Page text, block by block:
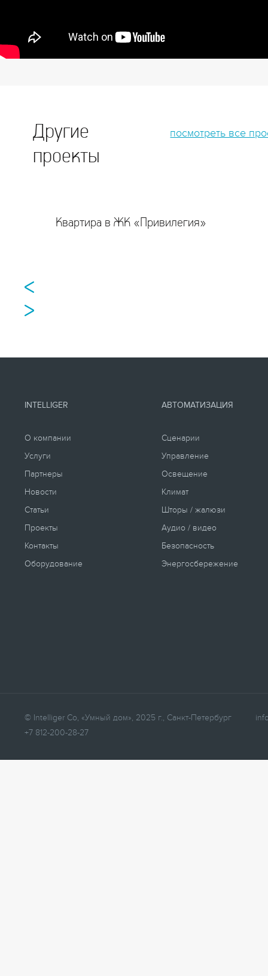
Другие
проекты
посмотреть все
Квартира в ЖК «Привилегия»
INTELLIGER
О компании
Услуги
Партнеры
Новости
Статьи
Проекты
Контакты
Оборудование
АВТОМАТИЗАЦИЯ
Сценарии
Управление
Освещение
Климат
Шторы / жалюзи
Аудио / видео
Безопасность
Энергосбережение
© Intelliger Co, «Умный дом», 2025 г., Санкт-Петербург
+7 812-200-28-27